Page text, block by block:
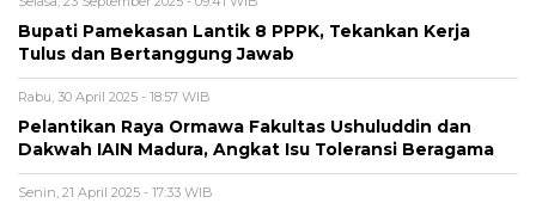
Bupati Pamekasan Lantik 8 PPPK, Tekankan Kerja
Tulus dan Bertanggung Jawab
Rabu, 30 April 2025 - 18:57 WIB
Pelantikan Raya Ormawa Fakultas Ushuluddin dan
Dakwah IAIN Madura, Angkat Isu Toleransi Beragama
Senin, 21 April 2025 - 17:33 WIB